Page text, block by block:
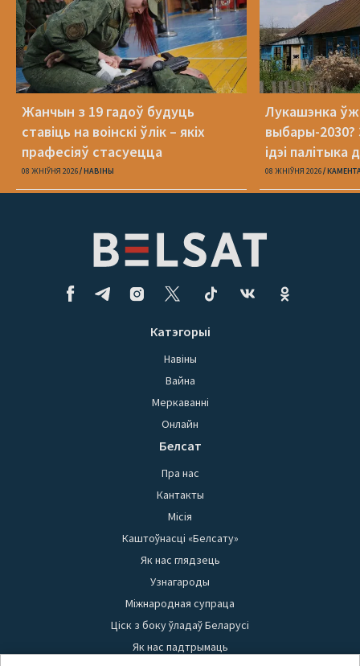
Жанчын з 19 гадоў будуць
ставіць на воінскі ўлік – якіх
прафесіяў стасуецца
08 ЖНІЎНЯ 2026 НАВІНЫ
Лукашэнка
выбары-
ідэі палітыка
08 ЖНІЎНЯ 2026
Катэгорыі
Навіны
Вайна
Меркаванні
Онлайн
Белсат
Пра нас
Кантакты
Місія
Каштоўнасці «Белсату»
Як нас глядзець
Узнагароды
Міжнародная супраца
Ціск з боку ўладаў Беларусі
Як нас падтрымаць